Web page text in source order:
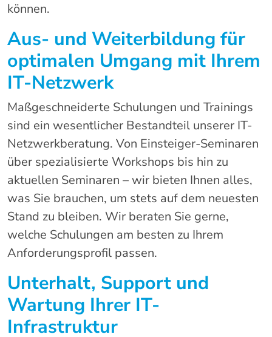
können.
Aus- und Weiterbildung für
optimalen Umgang mit Ihrem
IT-Netzwerk
Maßgeschneiderte Schulungen und Trainings
sind ein wesentlicher Bestandteil unserer IT-
Netzwerkberatung. Von Einsteiger-Seminaren
über spezialisierte Workshops bis hin zu
aktuellen Seminaren – wir bieten Ihnen alles,
was Sie brauchen, um stets auf dem neuesten
Stand zu bleiben. Wir beraten Sie gerne,
welche Schulungen am besten zu Ihrem
Anforderungsprofil passen.
Unterhalt, Support und
Wartung Ihrer IT-
Infrastruktur